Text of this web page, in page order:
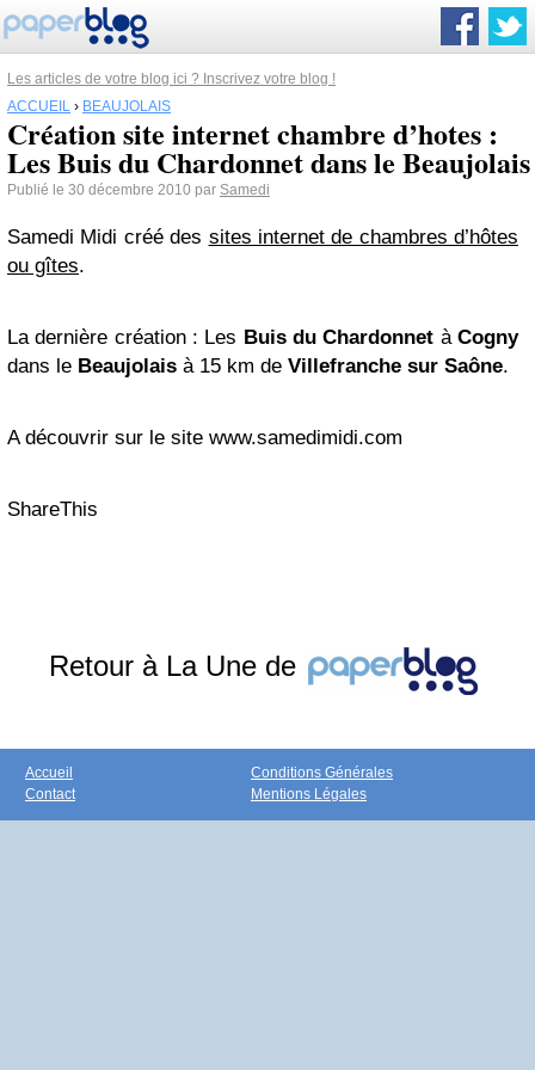
Les articles de votre blog ici ? Inscrivez votre blog !
ACCUEIL › BEAUJOLAIS
Création site internet chambre d’hotes :
Les Buis du Chardonnet dans le Beaujolais
Publié le 30 décembre 2010 par Samedi
Samedi Midi créé des sites internet de chambres d’hôtes
ou gîtes.
La dernière création : Les Buis du Chardonnet àCogny
dans le Beaujolais à 15 km de Villefranche sur Saône.
A découvrir sur le site www.samedimidi.com
ShareThis
Retour à La Une de
Accueil
Contact
Conditions Générales
Mentions Légales